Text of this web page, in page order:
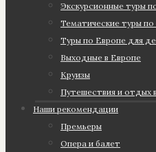
Экскурсионные туры
Тематические туры
Туры по Европе для
Выходные в Европе
Круизы
Путешествия и отдых
Наши рекомендации
Премьеры
Опера и балет